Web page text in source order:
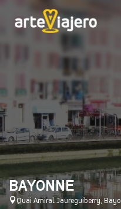
BAYONNE
Quai Amiral Jaureguiberry,